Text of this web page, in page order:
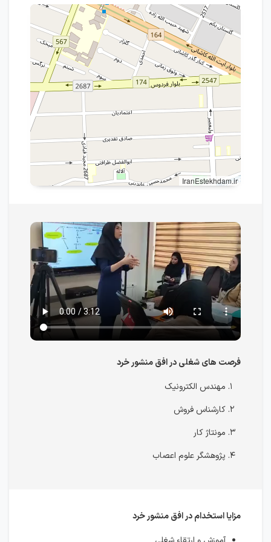
IranEstekhdam.ir
فرصت های شغلی در افق منشور خرد
مهندس الکترونیک
کارشناس فروش
مونتاژ کار
پژوهشگر علوم اعصاب
مزایا استخدام در افق منشور خرد